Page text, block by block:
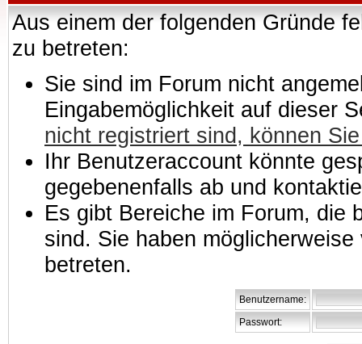
Aus einem der folgenden Gründe
zu betreten:
Sie sind im Forum nicht
Eingabemöglichkeit auf dieser
nicht registriert sind, können
Ihr Benutzeraccount könnte
gegebenenfalls ab und
Es gibt Bereiche im Forum, die
sind. Sie haben
betreten.
Benutzername:
Passwort: